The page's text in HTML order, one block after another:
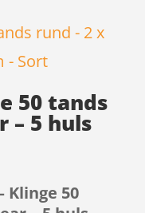
50 tands
– 5 huls
Klinge 50